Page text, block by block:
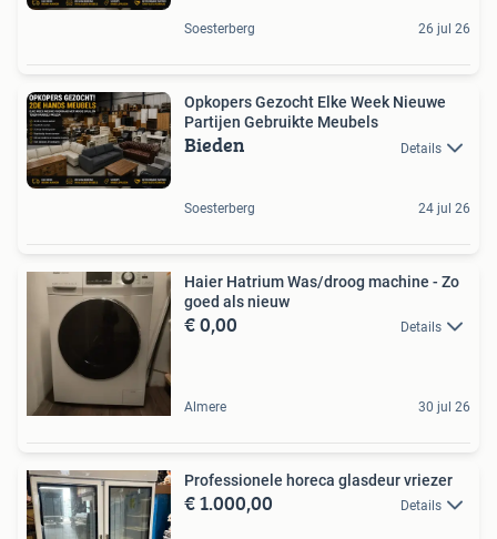
Soesterberg 26 jul 26
Opkopers Gezocht Elke Week Nieuwe
Partijen Gebruikte Meubels
Bieden Details
Soesterberg 24 jul 26
Haier Hatrium Was/droog machine - Zo
goed als nieuw
€ 0,00 Details
Almere 30 jul 26
Professionele horeca glasdeur vriezer
€ 1.000,00 Details